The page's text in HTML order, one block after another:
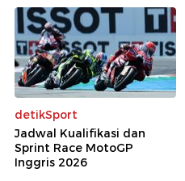
detikSport
Jadwal Kualifikasi dan
Sprint Race MotoGP
Inggris 2026